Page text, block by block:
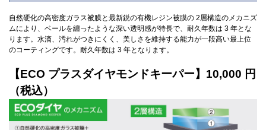
自然硬化の高密度ガラス被膜と最新鋭の有機レジン被膜の 2層構造のメカニズ
ムにより、ベールを纏ったような深い透明感が特長で、耐久年数は 3 年とな
ります。水滴、汚れがつきにくく、美しさを維持する能力が一段高い最上位
のコーティングです。耐久年数は 3 年となります。
【ECO プラスダイヤモンドキーパー】10,000 円
（税込）